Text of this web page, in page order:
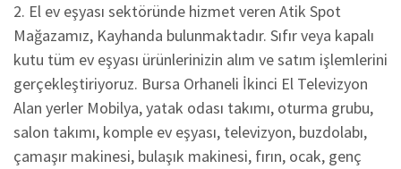
2. El ev eşyası sektöründe hizmet veren Atik Spot
Mağazamız, Kayhanda bulunmaktadır. Sıfır veya kapalı
kutu tüm ev eşyası ürünlerinizin alım ve satım işlemlerini
gerçekleştiriyoruz. Bursa Orhaneli İkinci El Televizyon
Alan yerler Mobilya, yatak odası takımı, oturma grubu,
salon takımı, komple ev eşyası, televizyon, buzdolabı,
çamaşır makinesi, bulaşık makinesi, fırın, ocak, genç